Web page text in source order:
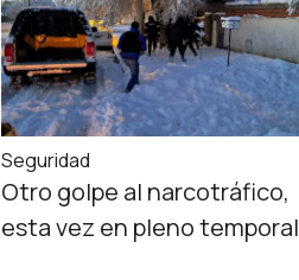
Seguridad
Otro golpe al narcotráfico,
esta vez en pleno temporal